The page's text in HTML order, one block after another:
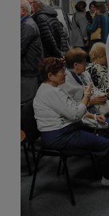
Biblioteka
sztukę
W tej sekcji
poprzednich
malarstwo,
artystyczne.
do
biblioteki.